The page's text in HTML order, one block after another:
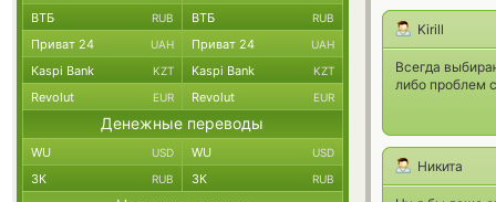
Kirill
Всегда
либо проблем
Никита
ВТБ RUB ВТБ RUB
Приват 24 UAH Приват 24 UAH
Kaspi Bank KZT Kaspi Bank KZT
Revolut EUR Revolut EUR
Денежные переводы
WU USD WU USD
ЗК RUB ЗК RUB